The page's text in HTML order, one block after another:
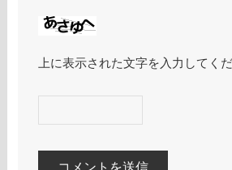
上に表示された文字を入力してくだ